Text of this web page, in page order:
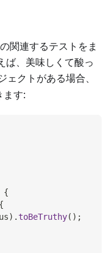
関連するテストをま
ば、美味しくて酸っ
ェクトがある場合、
ます:
{
{
) . toBeTruthy( ) ;